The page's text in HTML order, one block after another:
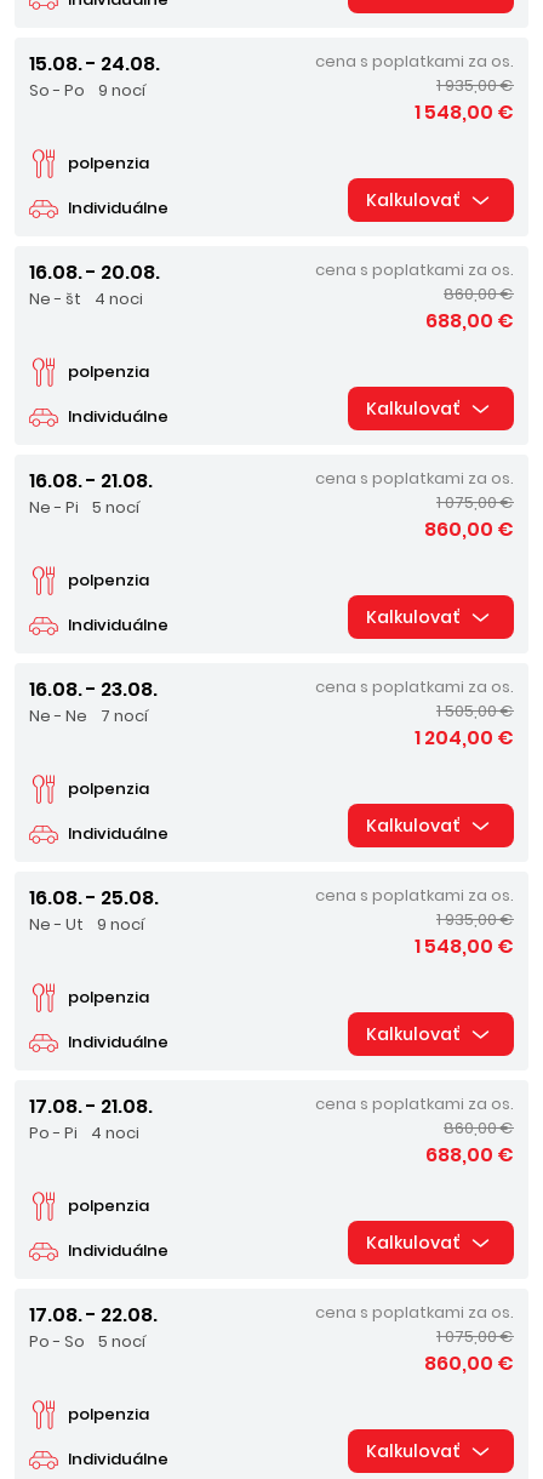
15.08. - 24.08.
So - Po 9 nocí
Individuálne
polpenzia
cena s poplatkami za os.
1 935,00 €
1 548,00 €
Kalkulovať
16.08. - 20.08.
Ne - št 4 noci
Individuálne
polpenzia
cena s poplatkami za os.
860,00 €
688,00 €
Kalkulovať
16.08. - 21.08.
Ne - Pi 5 nocí
Individuálne
polpenzia
cena s poplatkami za os.
1 075,00 €
860,00 €
Kalkulovať
16.08. - 23.08.
Ne - Ne 7 nocí
Individuálne
polpenzia
cena s poplatkami za os.
1 505,00 €
1 204,00 €
Kalkulovať
16.08. - 25.08.
Ne - Ut 9 nocí
Individuálne
polpenzia
cena s poplatkami za os.
1 935,00 €
1 548,00 €
Kalkulovať
17.08. - 21.08.
Po - Pi 4 noci
Individuálne
polpenzia
cena s poplatkami za os.
860,00 €
688,00 €
Kalkulovať
17.08. - 22.08.
Po - So 5 nocí
Individuálne
polpenzia
cena s poplatkami za os.
1 075,00 €
860,00 €
Kalkulovať